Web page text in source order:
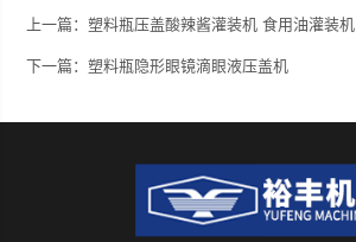
上一篇：塑料瓶压盖酸辣酱灌装机 食用油灌装机
下一篇：塑料瓶隐形眼镜滴眼液压盖机